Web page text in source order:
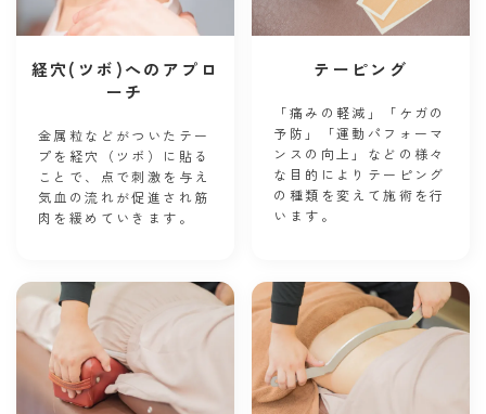
経穴(ツボ)へのアプロ
ーチ
金属粒などがついたテー
プを経穴（ ツボ）に貼る
ことで、点で刺激を与え
気血の流れが促進され筋
肉を緩めていきます。
テーピング
「痛みの軽減」「ケガの
予防」「運動パフォーマ
ンスの向上」などの様々
な目的によりテーピング
の種類を変えて施術を行
います。